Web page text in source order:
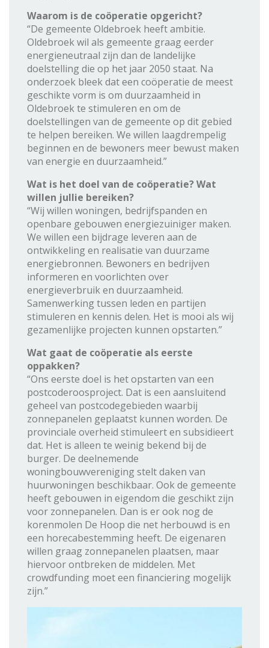
Waarom is de coöperatie opgericht?
“De gemeente Oldebroek heeft ambitie.
Oldebroek wil als gemeente graag eerder
energieneutraal zijn dan de landelijke
doelstelling die op het jaar 2050 staat. Na
onderzoek bleek dat een coöperatie de meest
geschikte vorm is om duurzaamheid in
Oldebroek te stimuleren en om de
doelstellingen van de gemeente op dit gebied
te helpen bereiken. We willen laagdrempelig
beginnen en de bewoners meer bewust maken
van energie en duurzaamheid.”
Wat is het doel van de coöperatie? Wat
willen jullie bereiken?
“Wij willen woningen, bedrijfspanden en
openbare gebouwen energiezuiniger maken.
We willen een bijdrage leveren aan de
ontwikkeling en realisatie van duurzame
energiebronnen. Bewoners en bedrijven
informeren en voorlichten over
energieverbruik en duurzaamheid.
Samenwerking tussen leden en partijen
stimuleren en kennis delen. Het is mooi als wij
gezamenlijke projecten kunnen opstarten.”
Wat gaat de coöperatie als eerste
oppakken?
“Ons eerste doel is het opstarten van een
postcoderoosproject. Dat is een aansluitend
geheel van postcodegebieden waarbij
zonnepanelen geplaatst kunnen worden. De
provinciale overheid stimuleert en subsidieert
dat. Het is alleen te weinig bekend bij de
burger. De deelnemende
woningbouwvereniging stelt daken van
huurwoningen beschikbaar. Ook de gemeente
heeft gebouwen in eigendom die geschikt zijn
voor zonnepanelen. Dan is er ook nog de
korenmolen De Hoop die net herbouwd is en
een horecabestemming heeft. De eigenaren
willen graag zonnepanelen plaatsen, maar
hiervoor ontbreken de middelen. Met
crowdfunding moet een financiering mogelijk
zijn.”